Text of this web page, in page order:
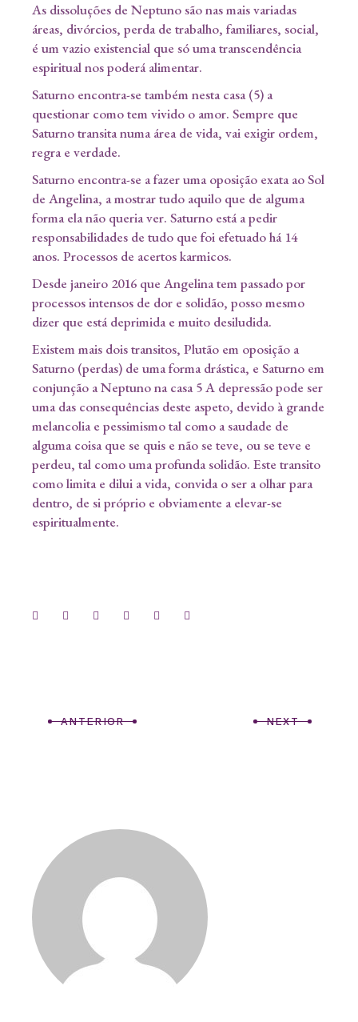
As dissoluções de Neptuno são nas mais variadas
áreas, divórcios, perda de trabalho, familiares, social,
é um vazio existencial que só uma transcendência
espiritual nos poderá alimentar.
Saturno encontra-se também nesta casa (5) a
questionar como tem vivido o amor. Sempre que
Saturno transita numa área de vida, vai exigir ordem,
regra e verdade.
Saturno encontra-se a fazer uma oposição exata ao Sol
de Angelina, a mostrar tudo aquilo que de alguma
forma ela não queria ver. Saturno está a pedir
responsabilidades de tudo que foi efetuado há 14
anos. Processos de acertos karmicos.
Desde janeiro 2016 que Angelina tem passado por
processos intensos de dor e solidão, posso mesmo
dizer que está deprimida e muito desiludida.
Existem mais dois transitos, Plutão em oposição a
Saturno (perdas) de uma forma drástica, e Saturno em
conjunção a Neptuno na casa 5 A depressão pode ser
uma das consequências deste aspeto, devido à grande
melancolia e pessimismo tal como a saudade de
alguma coisa que se quis e não se teve, ou se teve e
perdeu, tal como uma profunda solidão. Este transito
como limita e dilui a vida, convida o ser a olhar para
dentro, de si próprio e obviamente a elevar-se
espiritualmente.
ANTERIOR NEXT